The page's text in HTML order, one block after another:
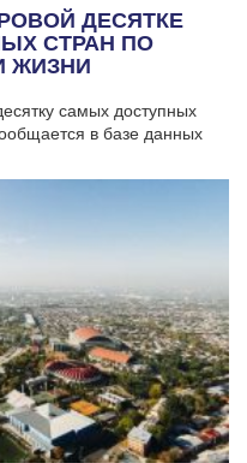
ДЕСЯТКЕ
СТРАН ПО
ЖИЗНИ
самых доступных
в базе данных